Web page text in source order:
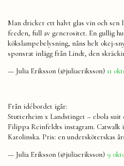
Man dricker ett halvt glas vin och sen
feeden, full av generositet. En gullig
kökslampebelysning, nåns helt okej-
sponsrat inlägg från Lindt, den
— Julia Eriksson (@juliaeriksson) 11
Från idébordet igår:
Stutterheim x Landstinget – ebola suit
Filippa Reinfeldts instagram. Catwalk
Karolinska. Pris: en undersköterskas
— Julia Eriksson (@juliaeriksson) 9